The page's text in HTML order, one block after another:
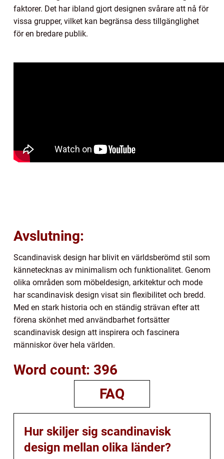
faktorer. Det har ibland gjort designen svårare att nå för
vissa grupper, vilket kan begränsa dess tillgänglighet
för en bredare publik.
Avslutning:
Scandinavisk design har blivit en världsberömd stil som
kännetecknas av minimalism och funktionalitet. Genom
olika områden som möbeldesign, arkitektur och mode
har scandinavisk design visat sin flexibilitet och bredd.
Med en stark historia och en ständig strävan efter att
förena skönhet med användbarhet fortsätter
scandinavisk design att inspirera och fascinera
människor över hela världen.
Word count: 396
FAQ
Hur skiljer sig scandinavisk
design mellan olika länder?